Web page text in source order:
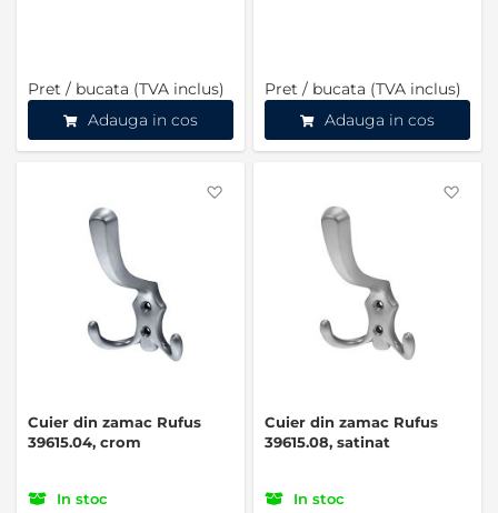
Pret / bucata (TVA inclus)
Adauga in cos
Pret / bucata (TVA inclus)
Adauga in cos
Cuier din zamac Rufus
39615.04, crom
In stoc
Cuier din zamac Rufus
39615.08, satinat
In stoc